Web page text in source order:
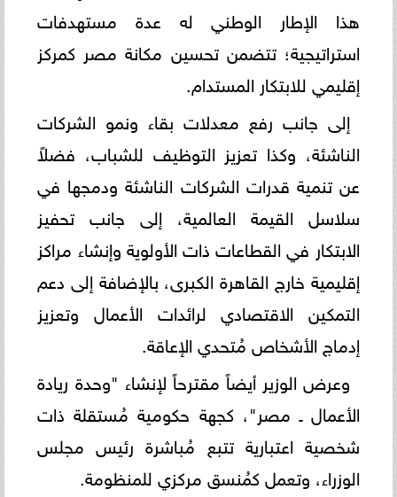
هذا الإطار الوطني له عدة مستهدفات
استراتيجية؛ تتضمن تحسين مكانة مصر كمركز
إقليمي للابتكار المستدام.
إلى جانب رفع معدلات بقاء ونمو الشركات
الناشئة، وكذا تعزيز التوظيف للشباب، فضلاً
عن تنمية قدرات الشركات الناشئة ودمجها في
سلاسل القيمة العالمية، إلى جانب تحفيز
الابتكار في القطاعات ذات الأولوية وإنشاء مراكز
إقليمية خارج القاهرة الكبرى، بالإضافة إلى دعم
التمكين الاقتصادي لرائدات الأعمال وتعزيز
إدماج الأشخاص مُتحدي الإعاقة.
وعرض الوزير أيضاً مقترحاً لإنشاء "وحدة ريادة
الأعمال ـ مصر"، كجهة حكومية مُستقلة ذات
شخصية اعتبارية تتبع مُباشرة رئيس مجلس
الوزراء، وتعمل كمُنسق مركزي للمنظومة.